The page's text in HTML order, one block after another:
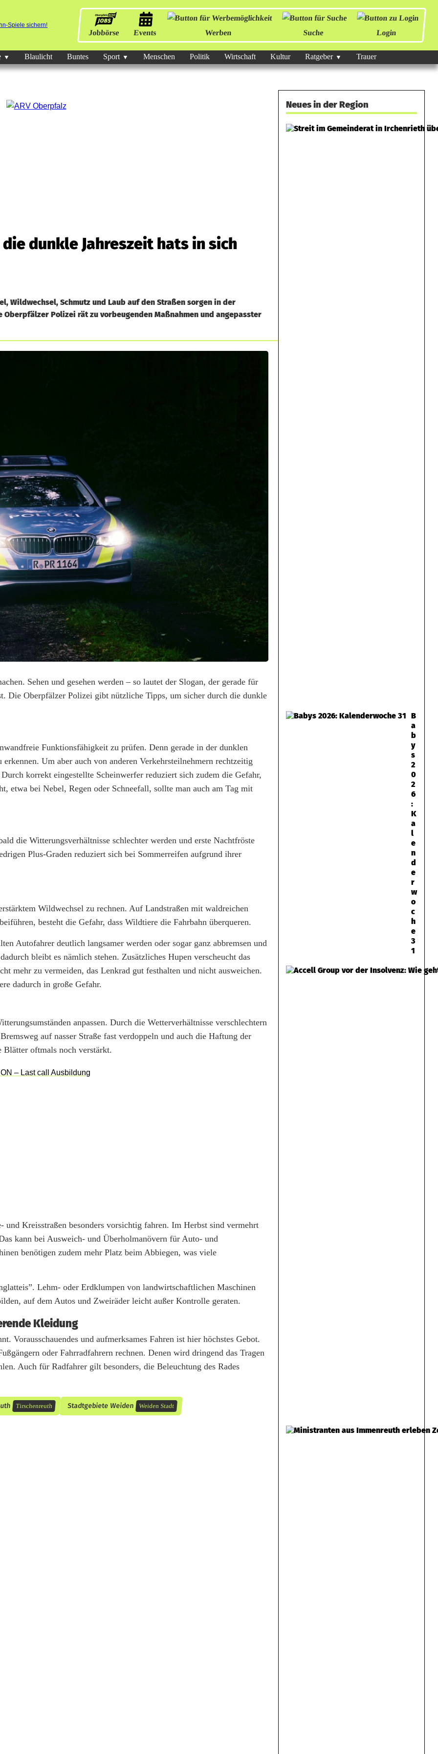
Jobbörse Events Werben Suche Login
Blaulicht Buntes Sport Menschen Politik Wirtschaft Kultur Ratgeber Trauer
dunkle Jahreszeit hats in sich
Wildwechsel, Schmutz und Laub auf den Straßen sorgen in der
Polizei rät zu vorbeugenden Maßnahmen und angepasster
Sehen und gesehen werden – so lautet der Slogan, der gerade für
Die Oberpfälzer Polizei gibt nützliche Tipps, um sicher durch die dunkle
Funktionsfähigkeit zu prüfen. Denn gerade in der dunklen
Um aber auch von anderen Verkehrsteilnehmern rechtzeitig
korrekt eingestellte Scheinwerfer reduziert sich zudem die Gefahr,
etwa bei Nebel, Regen oder Schneefall, sollte man auch am Tag mit
die Witterungsverhältnisse schlechter werden und erste Nachtfröste
Plus-Graden reduziert sich bei Sommerreifen aufgrund ihrer
Wildwechsel zu rechnen. Auf Landstraßen mit waldreichen
besteht die Gefahr, dass Wildtiere die Fahrbahn überqueren.
Autofahrer deutlich langsamer werden oder sogar ganz abbremsen und
bleibt es nämlich stehen. Zusätzliches Hupen verscheucht das
mehr zu vermeiden, das Lenkrad gut festhalten und nicht ausweichen.
dadurch in große Gefahr.
anpassen. Durch die Wetterverhältnisse verschlechtern
auf nasser Straße fast verdoppeln und auch die Haftung der
oftmals noch verstärkt.
Kreisstraßen besonders vorsichtig fahren. Im Herbst sind vermehrt
kann bei Ausweich- und Überholmanövern für Auto- und
benötigen zudem mehr Platz beim Abbiegen, was viele
Lehm- oder Erdklumpen von landwirtschaftlichen Maschinen
auf dem Autos und Zweiräder leicht außer Kontrolle geraten.
Kleidung
Vorausschauendes und aufmerksames Fahren ist hier höchstes Gebot.
oder Fahrradfahrern rechnen. Denen wird dringend das Tragen
Auch für Radfahrer gilt besonders, die Beleuchtung des Rades
Tirschenreuth Stadtgebiete Weiden Weiden Stadt
Neues in der Region
B
a
b
y
s
2
0
2
6
:
K
a
l
e
n
d
e
r
w
o
c
h
e
3
1